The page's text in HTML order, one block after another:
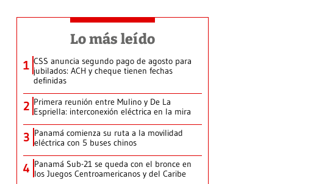
Lo más leído
1 CSS anuncia segundo pago de agosto para
jubilados: ACH y cheque tienen fechas
definidas
2 Primera reunión entre Mulino y De La
Espriella: interconexión eléctrica en la mira
3 Panamá comienza su ruta a la movilidad
eléctrica con 5 buses chinos
4 Panamá Sub-21 se queda con el bronce en
los Juegos Centroamericanos y del Caribe